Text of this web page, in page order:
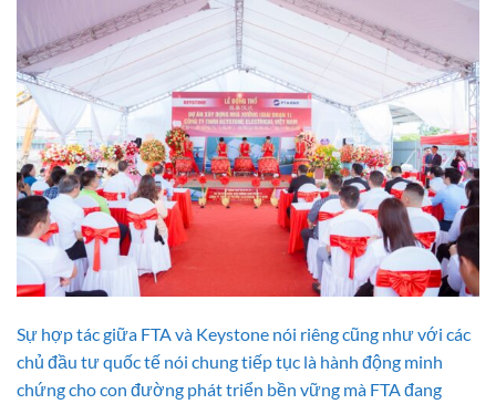
Sự hợp tác giữa FTA và Keystone nói riêng cũng như với các
chủ đầu tư quốc tế nói chung tiếp tục là hành động minh
chứng cho con đường phát triển bền vững mà FTA đang